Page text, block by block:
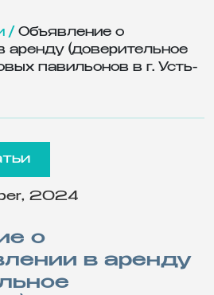
/ Объявление о
аренду (доверительное
павильонов в г. Усть-
2024
в аренду